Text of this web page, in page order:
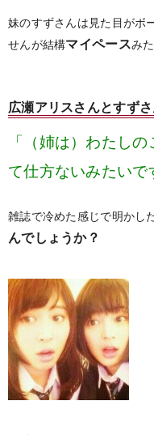
妹のすずさんは見た目がボ
せんが結構マイペースみ
広瀬アリスさんとすず
「（姉は）わたしの
て仕方ないみたいで
雑誌で冷めた感じで明かし
んでしょうか？